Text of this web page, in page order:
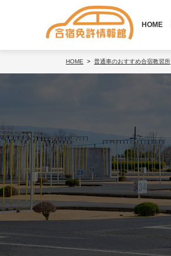
HOME
HOME 普通車のおすすめ合宿教習所